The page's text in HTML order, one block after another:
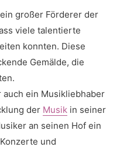
großer Förderer ‌der
viele talentierte
konnten.‌ Diese
Gemälde, die
ein Musikliebhaber
der Musik in ⁢seiner
an seinen Hof ein
und